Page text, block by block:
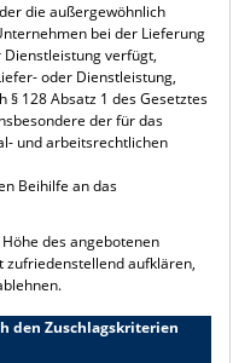
die außergewöhnlich
bei der Lieferung
verfügt,
oder Dienstleistung,
§ 128 Absatz 1 des Gesetztes
der für das
und arbeitsrechtlichen
Beihilfe an das
des angebotenen
zufriedenstellend aufklären,
den Zuschlagskriterien